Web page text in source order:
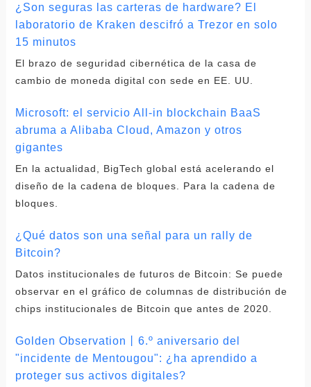
¿Son seguras las carteras de hardware? El
laboratorio de Kraken descifró a Trezor en solo
15 minutos
El brazo de seguridad cibernética de la casa de
cambio de moneda digital con sede en EE. UU.
Microsoft: el servicio All-in blockchain BaaS
abruma a Alibaba Cloud, Amazon y otros
gigantes
En la actualidad, BigTech global está acelerando el
diseño de la cadena de bloques. Para la cadena de
bloques.
¿Qué datos son una señal para un rally de
Bitcoin?
Datos institucionales de futuros de Bitcoin: Se puede
observar en el gráfico de columnas de distribución de
chips institucionales de Bitcoin que antes de 2020.
Golden Observation丨6.º aniversario del
"incidente de Mentougou": ¿ha aprendido a
proteger sus activos digitales?